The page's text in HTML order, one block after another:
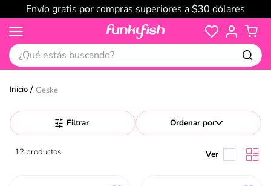
Envío gratis por compras superiores a $30 dólares
¿Qué estás buscando?
Geske
Filtrar Ordenar por
12 productos